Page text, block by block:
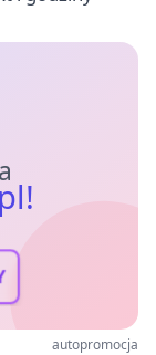
autopromocja